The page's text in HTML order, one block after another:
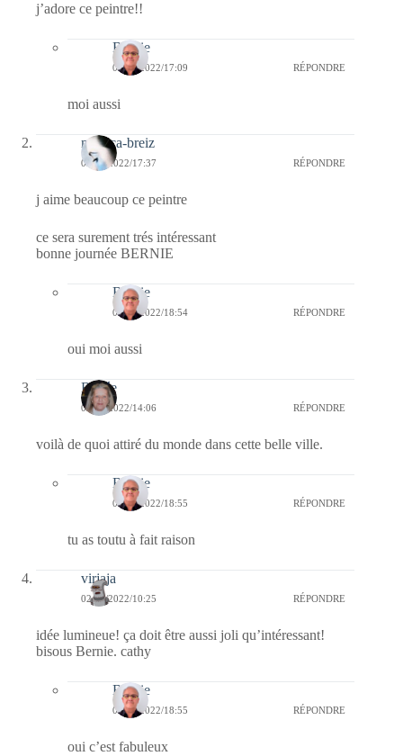
j’adore ce peintre!!
Bernie
06/06/2022/17:09 RÉPONDRE
moi aussi
monica-breiz
02/06/2022/17:37 RÉPONDRE
j aime beaucoup ce peintre
ce sera surement trés intéressant
bonne journée BERNIE
Bernie
02/06/2022/18:54 RÉPONDRE
oui moi aussi
Renée
02/06/2022/14:06 RÉPONDRE
voilà de quoi attiré du monde dans cette belle ville.
Bernie
02/06/2022/18:55 RÉPONDRE
tu as toutu à fait raison
virjaja
02/06/2022/10:25 RÉPONDRE
idée lumineue! ça doit être aussi joli qu’intéressant!
bisous Bernie. cathy
Bernie
02/06/2022/18:55 RÉPONDRE
oui c’est fabuleux